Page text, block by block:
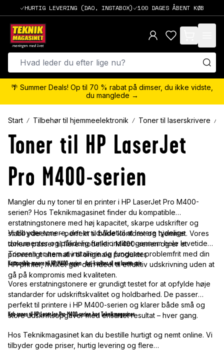
HURTIG LEVERING (DAO, INSTABOX) 100 DAGES ÅBENT KØB
items in cart,
🌴 Summer Deals! Op til 70 % rabat på dimser, du ikke vidste,
du manglede →
Start Tilbehør til hjemmeelektronik Toner til laserskrivere
Toner til HP LaserJet
Pro M400-serien
Mangler du ny toner til en printer i HP LaserJet Pro M400-
serien? Hos Teknikmagasinet finder du kompatible
erstatningstonere med høj kapacitet, skarpe udskrifter og
stabil ydeevne – perfekt til både kontoret og hjemmet. Vores
tonere passer til flere modeller i M400-serien og er et
prisvenligt alternativ til originale produkter.
Vi tilbyder tonere, der er udviklet til at levere tydelige
dokumenter og pålidelig funktionalitet gennem hele levetiden.
Toneren er nem at installere og fungerer problemfrit med din
HP-printer, hvilket gør den ideel til effektiv udskrivning uden at
gå på kompromis med kvaliteten.
Kompatible tonere til HP M400-serien - høj kvalitet til en lavere pris
Vores erstatningstonere er grundigt testet for at opfylde høje
standarder for udskriftskvalitet og holdbarhed. De passer
perfekt til printere i HP M400-serien og klarer både små og
store udskriftsopgaver med ensartet resultat – hver gang.
Køb toner til HP LaserJet Pro M400-serien hos Teknikmagasinet
Hos Teknikmagasinet kan du bestille hurtigt og nemt online. Vi
tilbyder gode priser, hurtig levering og flere